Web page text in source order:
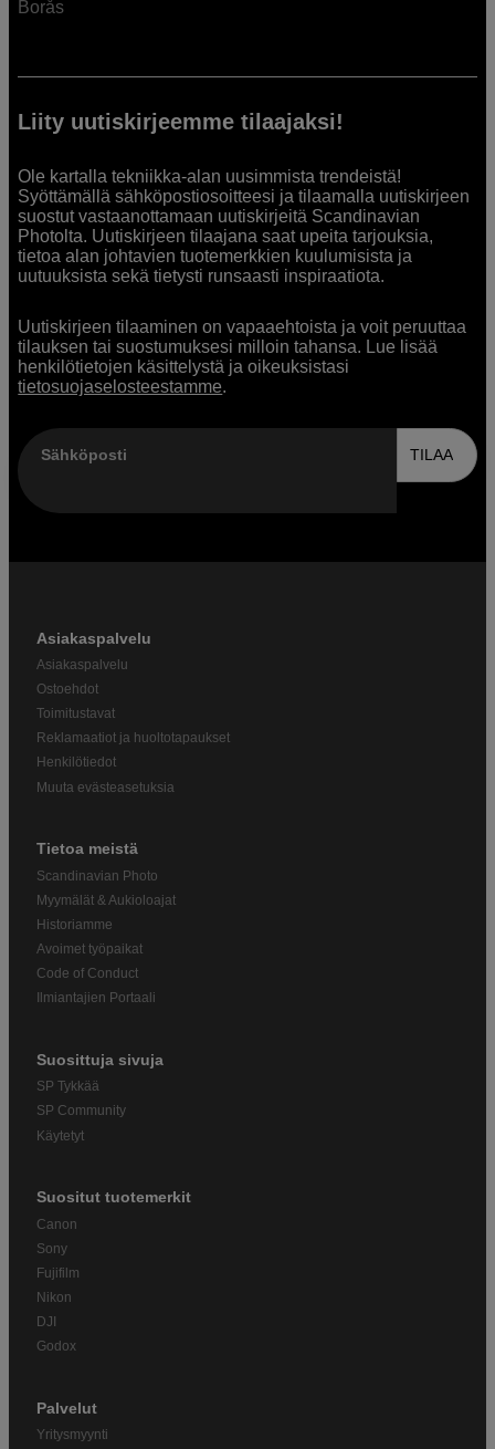
Borås
Liity uutiskirjeemme tilaajaksi!
Ole kartalla tekniikka-alan uusimmista trendeistä!
Syöttämällä sähköpostiosoitteesi ja tilaamalla uutiskirjeen
suostut vastaanottamaan uutiskirjeitä Scandinavian
Photolta. Uutiskirjeen tilaajana saat upeita tarjouksia,
tietoa alan johtavien tuotemerkkien kuulumisista ja
uutuuksista sekä tietysti runsaasti inspiraatiota.
Uutiskirjeen tilaaminen on vapaaehtoista ja voit peruuttaa
tilauksen tai suostumuksesi milloin tahansa. Lue lisää
henkilötietojen käsittelystä ja oikeuksistasi
tietosuojaselosteestamme.
Sähköposti TILAA
Asiakaspalvelu
Asiakaspalvelu
Ostoehdot
Toimitustavat
Reklamaatiot ja huoltotapaukset
Henkilötiedot
Muuta evästeasetuksia
Tietoa meistä
Scandinavian Photo
Myymälät & Aukioloajat
Historiamme
Avoimet työpaikat
Code of Conduct
Ilmiantajien Portaali
Suosittuja sivuja
SP Tykkää
SP Community
Käytetyt
Suositut tuotemerkit
Canon
Sony
Fujifilm
Nikon
DJI
Godox
Palvelut
Yritysmyynti